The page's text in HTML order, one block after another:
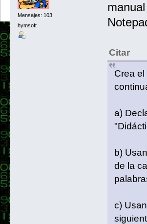
Mensajes: 103
hymsoft
Citar
Crea
a)
b)
de la
c)